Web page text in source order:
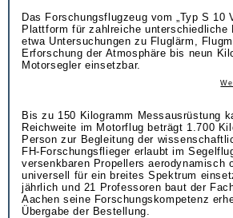
Das Forschungsflugzeug vom „Typ S
Plattform für zahlreiche
etwa Untersuchungen zu Fluglärm,
Erforschung der Atmosphäre bis neun
Motorsegler einsetzbar.
Bis zu 150 Kilogramm Messausrüstung
Reichweite im Motorflug beträgt 1.700
Person zur Begleitung der
FH-Forschungsflieger erlaubt im
versenkbaren Propellers aerodynamisch
universell für ein breites Spektrum
jährlich und 21 Professoren baut der
Aachen seine Forschungskompetenz
Übergabe der Bestellung.